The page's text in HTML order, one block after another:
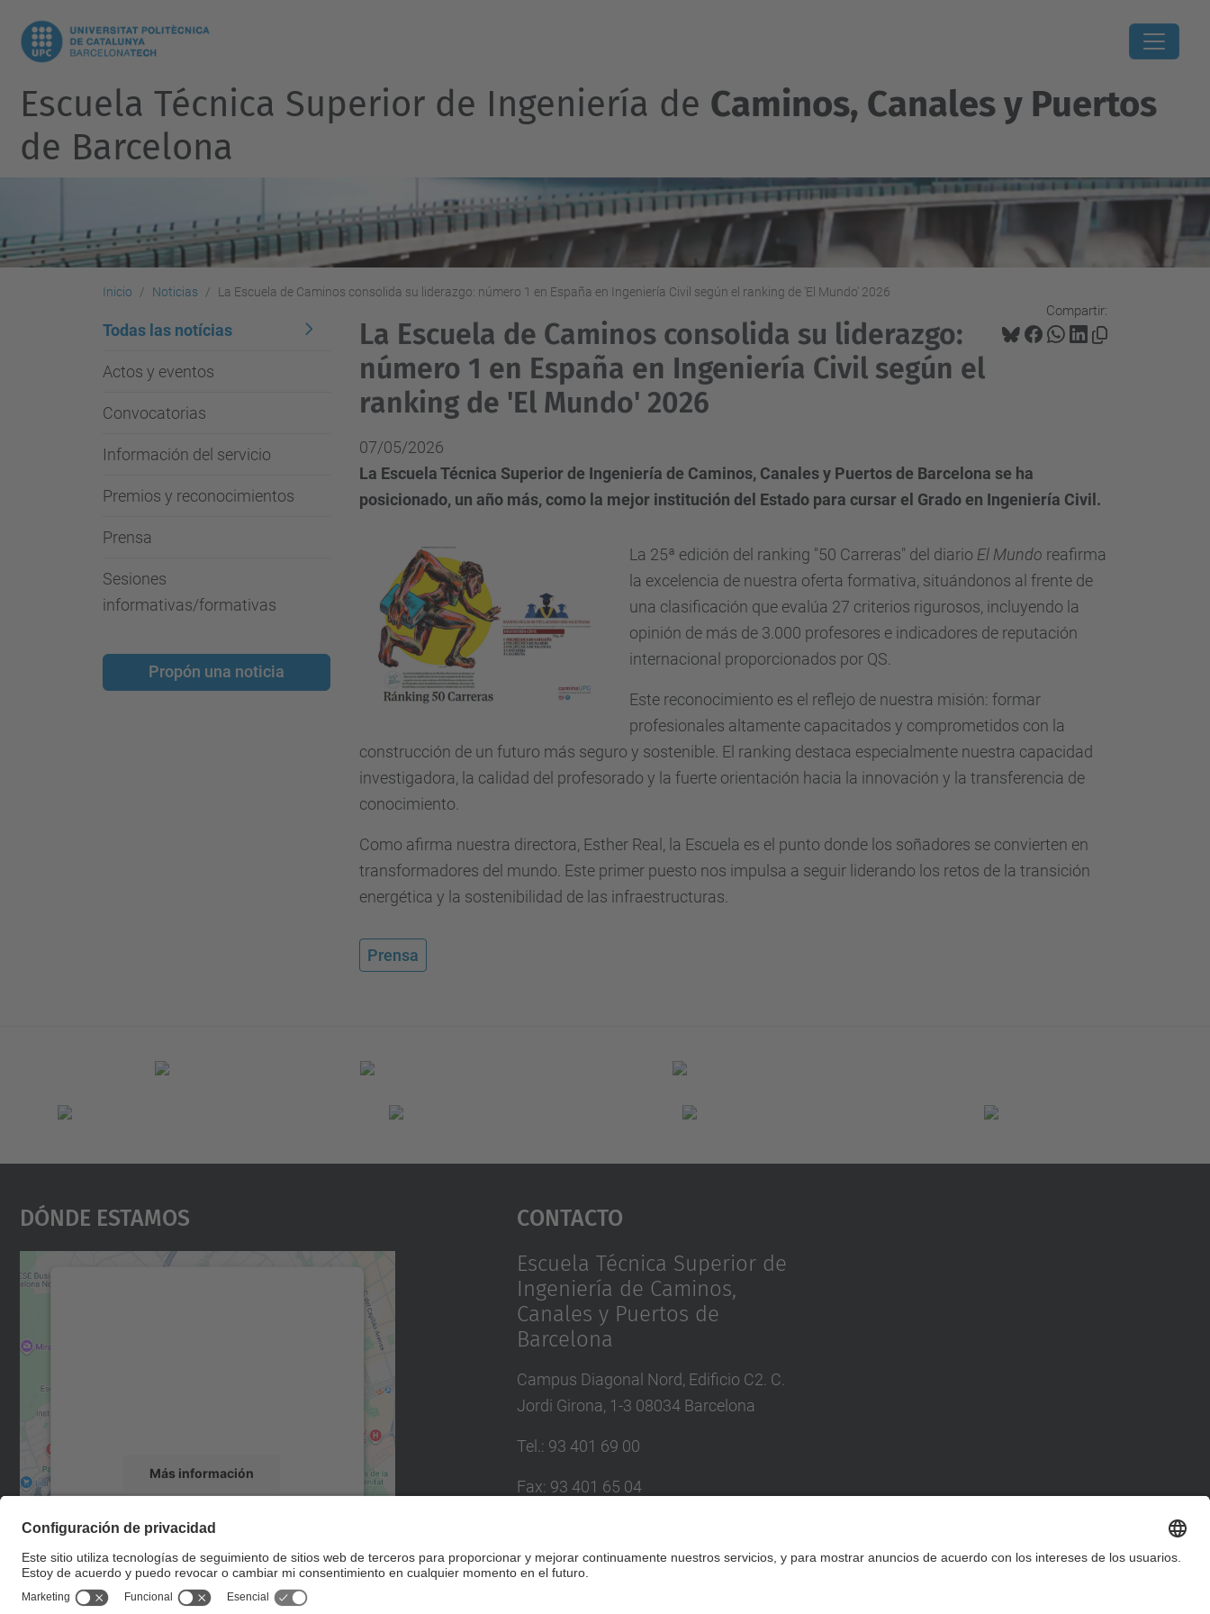
Escuela Técnica Superior de Ingeniería de Caminos, Canales y Puertos
de Barcelona
Inicio Noticias La Escuela de Caminos consolida su liderazgo: número 1 en España en Ingeniería Civil según el ranking de 'El Mundo' 2026
Compartir:
La Escuela de Caminos consolida su liderazgo:
número 1 en España en Ingeniería Civil según el
ranking de 'El Mundo' 2026
07/05/2026
La Escuela Técnica Superior de Ingeniería de Caminos, Canales y Puertos de Barcelona se ha
posicionado, un año más, como la mejor institución del Estado para cursar el Grado en Ingeniería Civil.
La 25ª edición del ranking "50 Carreras" del diario El Mundo reafirma
la excelencia de nuestra oferta formativa, situándonos al frente de
una clasificación que evalúa 27 criterios rigurosos, incluyendo la
opinión de más de 3.000 profesores e indicadores de reputación
internacional proporcionados por QS.
Este reconocimiento es el reflejo de nuestra misión: formar
profesionales altamente capacitados y comprometidos con la
construcción de un futuro más seguro y sostenible. El ranking destaca especialmente nuestra capacidad
investigadora, la calidad del profesorado y la fuerte orientación hacia la innovación y la transferencia de
conocimiento.
Como afirma nuestra directora, Esther Real, la Escuela es el punto donde los soñadores se convierten en
transformadores del mundo. Este primer puesto nos impulsa a seguir liderando los retos de la transición
energética y la sostenibilidad de las infraestructuras.
Prensa
Todas las notícias
Actos y eventos
Convocatorias
Información del servicio
Premios y reconocimientos
Prensa
Sesiones
informativas/formativas
Propón una noticia
Dónde Estamos
Más información
Aceptar
powered by Usercentrics Consent
Management Platform
Contacto
Escuela Técnica Superior de
Ingeniería de Caminos,
Canales y Puertos de
Barcelona
Campus Diagonal Nord, Edificio C2. C.
Jordi Girona, 1-3 08034 Barcelona
Tel. : 93 401 69 00
Fax: 93 401 65 04
Formulario de contacto